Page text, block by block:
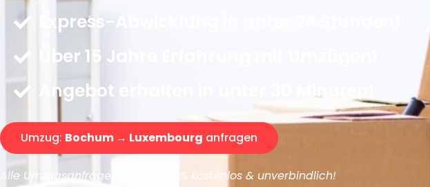
Express-Abwicklung in unter 24 Stunden!
Über 15 Jahre Erfahrung mit Umzügen!
Angebot erhalten in unter 30 Minuten!
Umzug: Bochum → Luxembourg anfragen
Alle Umzugsanfragen sind zu 100% kostenlos & unverbindlich!